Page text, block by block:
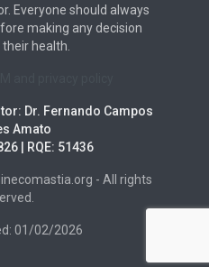
Everyone should always
making any decision
health.
Dr. Fernando Campos
Amato
| RQE: 51436
- All rights
01/02/2026